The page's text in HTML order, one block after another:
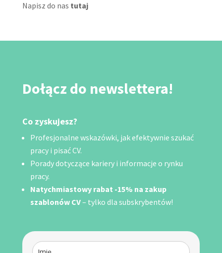
Napisz do nas tutaj
Dołącz do newslettera!
Co zyskujesz?
Profesjonalne wskazówki, jak efektywnie szukać
pracy i pisać CV.
Porady dotyczące kariery i informacje o rynku
pracy.
Natychmiastowy rabat -15% na zakup
szablonów CV– tylko dla subskrybentów!